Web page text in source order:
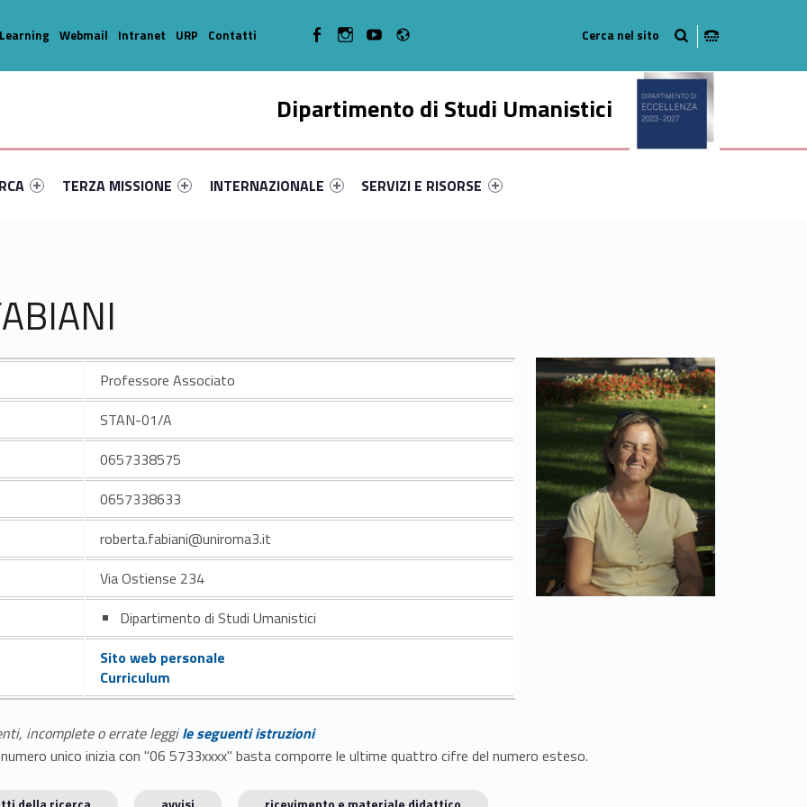
Dipartimento di Studi Umanistici
primary-42971-14
#link-menu-primary-33012-35
Link identifier #link-menu-primary-46768-45
TERZA MISSIONE
Link identifier #link-menu-primary-94262-49
INTERNAZIONALE
Link identifier #link-menu-primary-89327-56
SERVIZI E RISORSE
Webmail Intranet URP Contatti WebMan on FacebookWebMan on Instagram
WebMan on Youtube
Professore Associato
STAN-01/A
0657338575
0657338633
roberta.fabiani@uniroma3.it
Via Ostiense 234
Dipartimento di Studi Umanistici
Sito web personale
Curriculum
incomplete o errate leggile seguenti istruzioni
unico inizia con "06 5733xxxx" basta comporre le ultime quattro cifre del numero esteso.